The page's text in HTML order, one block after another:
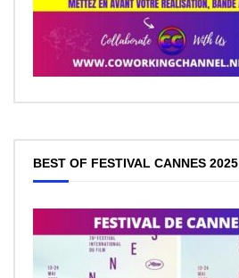
BEST OF FESTIVAL CANNES 2025